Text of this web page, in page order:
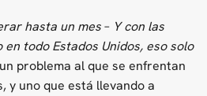
hasta un mes– Y con las
todo Estados Unidos, eso solo
problema al que se enfrentan
y uno que está llevando a